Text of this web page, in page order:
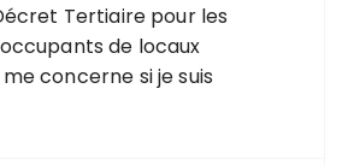
Tertiaire pour les
de locaux
concerne si je suis